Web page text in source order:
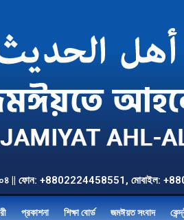
১২০৪ || ফোন: +8802224458551,
প্রকাশনা শিক্ষা বোর্ড জমঈয়ত সংবাদ